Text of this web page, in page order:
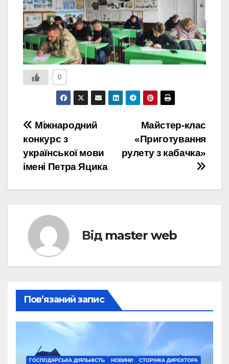
0
Навігація
записів
Майстер-клас
«Приготування
рулету з кабачка»
Міжнародний
конкурс з
української мови
імені Петра Яцика
Від master web
Пов’язаний запис
ГОСПОДАРСЬКА ДІЯЛЬНІСТЬ НОВИНИ СТОРІНКА ДИРЕКТОРА